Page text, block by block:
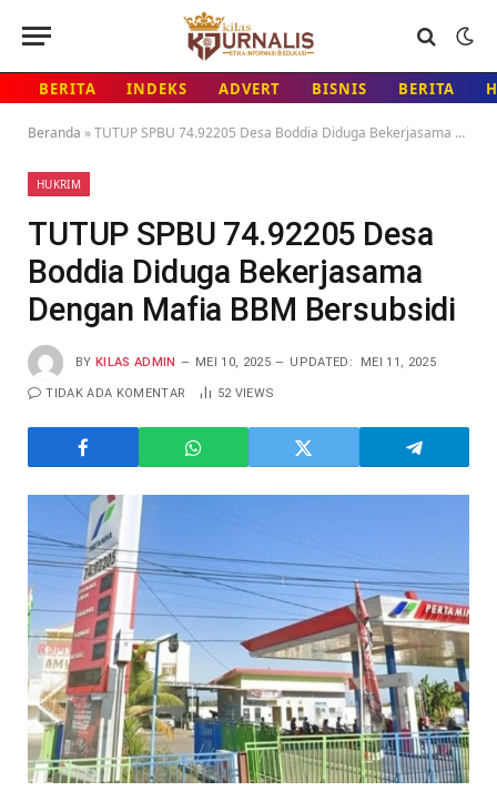
BERITA INDEKS ADVERT BISNIS BERITA
Beranda »TUTUP SPBU 74.92205 Desa Boddia Diduga Bekerjasama Dengan Mafia BBM Bersubsidi
HUKRIM
TUTUP SPBU 74.92205 Desa
Boddia Diduga Bekerjasama
Dengan Mafia BBM Bersubsidi
BY KILAS ADMIN MEI 10, 2025 UPDATED: MEI 11, 2025
TIDAK ADA KOMENTAR 52 VIEWS